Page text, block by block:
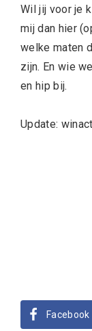
Wil jij voor je
mij dan hier
welke maten
zijn. En wie
en hip bij.
Update: